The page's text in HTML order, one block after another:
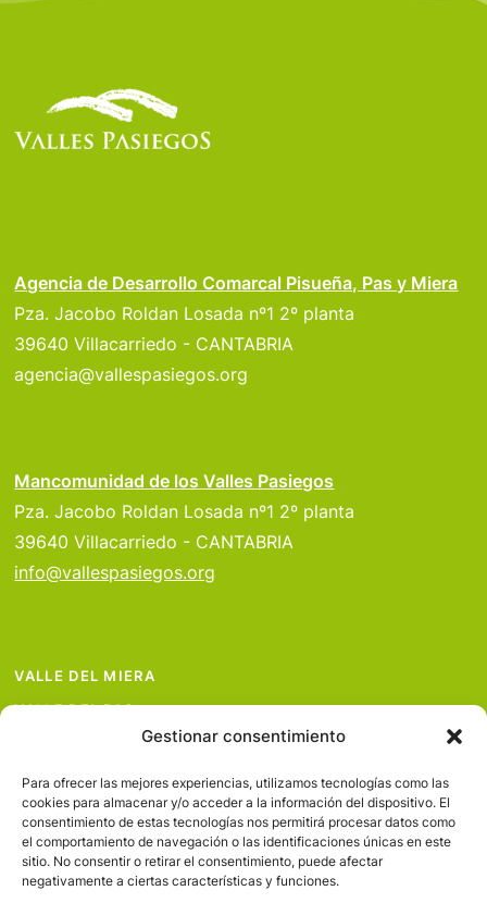
Gestionar consentimiento
Para ofrecer las mejores experiencias, utilizamos tecnologías como las
cookies para almacenar y/o acceder a la información del dispositivo. El
consentimiento de estas tecnologías nos permitirá procesar datos como
el comportamiento de navegación o las identificaciones únicas en este
sitio. No consentir o retirar el consentimiento, puede afectar
negativamente a ciertas características y funciones.
Agencia de Desarrollo Comarcal Pisueña, Pas y Miera
Pza. Jacobo Roldan Losada nº1 2º planta
39640 Villacarriedo - CANTABRIA
agencia@vallespasiegos.org
Mancomunidad de los Valles Pasiegos
Pza. Jacobo Roldan Losada nº1 2º planta
39640 Villacarriedo - CANTABRIA
info@vallespasiegos.org
VALLE DEL MIERA
VALLE DEL PAS
VALLE DEL PISUEÑA
PROYECTOS
SERVICIOS
AVISO LEGAL